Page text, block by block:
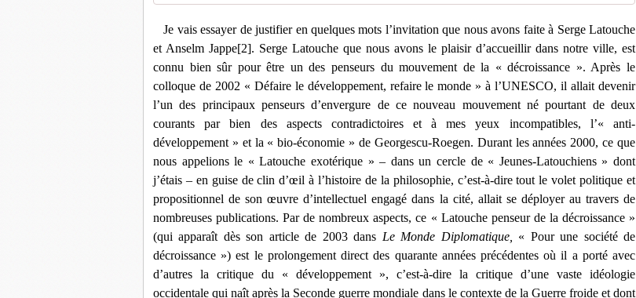
Je vais essayer de justifier en quelques mots l’invitation que nous avons faite à Serge Latouche
et Anselm Jappe[2]. Serge Latouche que nous avons le plaisir d’accueillir dans notre ville, est
connu bien sûr pour être un des penseurs du mouvement de la « décroissance ». Après le
colloque de 2002 « Défaire le développement, refaire le monde » à l’UNESCO, il allait devenir
l’un des principaux penseurs d’envergure de ce nouveau mouvement né pourtant de deux
courants par bien des aspects contradictoires et à mes yeux incompatibles, l’« anti-
développement » et la « bio-économie » de Georgescu-Roegen. Durant les années 2000, ce que
nous appelions le « Latouche exotérique » ‒ dans un cercle de « Jeunes-Latouchiens » dont
j’étais ‒ en guise de clin d’œil à l’histoire de la philosophie, c’est-à-dire tout le volet politique et
propositionnel de son œuvre d’intellectuel engagé dans la cité, allait se déployer au travers de
nombreuses publications. Par de nombreux aspects, ce « Latouche penseur de la décroissance »
(qui apparaît dès son article de 2003 dans Le Monde Diplomatique, « Pour une société de
décroissance ») est le prolongement direct des quarante années précédentes où il a porté avec
d’autres la critique du « développement », c’est-à-dire la critique d’une vaste idéologie
occidentale qui naît après la Seconde guerre mondiale dans le contexte de la Guerre froide et dont